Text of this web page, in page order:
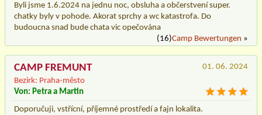
Byli jsme 1.6.2024 na jednu noc, obsluha a občerstvení super.
chatky byly v pohode. Akorat sprchy a wc katastrofa. Do
budoucna snad bude chata vic opečována
(16)Camp Bewertungen »
CAMP FREMUNT
Bezirk: Praha-město
01. 06. 2024
Von: Petra a Martin
Doporučuji, vstřícní, příjemné prostředí a fajn lokalita.